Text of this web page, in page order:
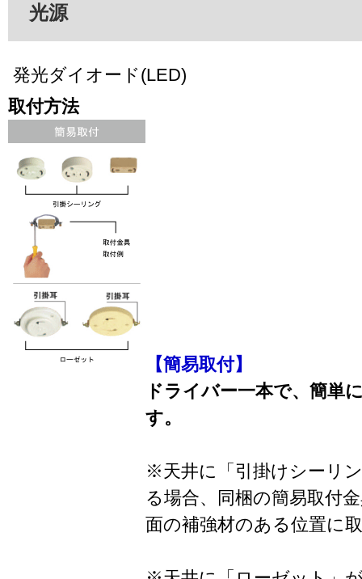
光源
発光ダイオード(LED)
取付方法
【簡易取付】
ドライバー一本で、簡単
す。
※天井に「引掛けシーリ
る場合、同梱の簡易取付
面の補強材のある位置に